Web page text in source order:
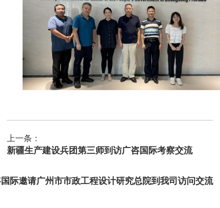
上一条：
新疆生产建设兵团第三师到访广咨国际考察交流
邀请广州市市政工程设计研究总院到我司访问交流